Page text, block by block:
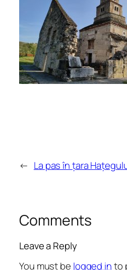
← La pas în țara
Comments
Leave a Reply
You must be logged into